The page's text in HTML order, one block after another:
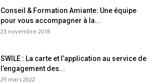
Conseil & Formation Amiante: Une équipe
pour vous accompagner à la...
23 novembre 2018
SWILE : La carte et l’application au service de
l’engagement des...
29 mars 2022